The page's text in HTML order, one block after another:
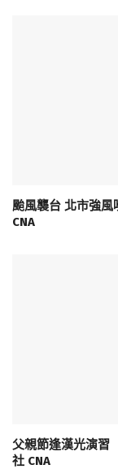
颱風襲台 北市強
CNA
父親節逢漢光演
社 CNA